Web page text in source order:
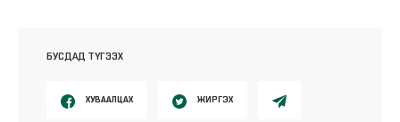
БУСДАД ТҮГЭЭХ
ХУВААЛЦАХ ЖИРГЭХ